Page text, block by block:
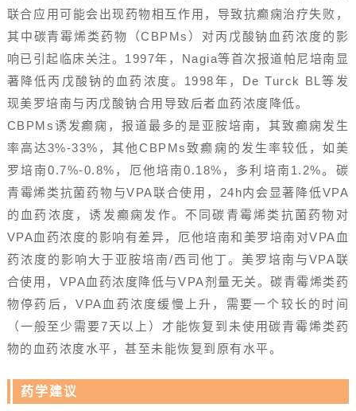
联合应用可能会出现药物相互作用，导致抗癫痫治疗失败，
其中碳青霉烯类药物（CBPMs）对丙戊酸钠血药浓度的影
响已引起临床关注。1997年，Nagia等首次报道帕尼培南显
著降低丙戊酸钠的血药浓度。1998年，De Turck BL等发
现美罗培南与丙戊酸钠合用导致后者血药浓度降低。
CBPMs诱发癫痫，报道最多的是亚胺培南，其致癫痫发生
率高达3%-33%，其他CBPMs致癫痫的发生率较低，如美
罗培南0.7%-0.8%，厄他培南0.18%，多利培南1.2%。碳
青霉烯类抗菌药物与VPA联合使用，24h内会显著降低VPA
的血药浓度，诱发癫痫发作。不同碳青霉烯类抗菌药物对
VPA血药浓度的影响有差异，厄他培南和美罗培南对VPA血
药浓度的影响大于亚胺培南/西司他丁。美罗培南与VPA联
合使用，VPA血药浓度降低与VPA剂量无关。碳青霉烯类药
物停药后，VPA血药浓度缓慢上升，需要一个较长的时间
（一般至少需要7天以上）才能恢复到未使用碳青霉烯类药
物的血药浓度水平，甚至未能恢复到原有水平。
药学建议